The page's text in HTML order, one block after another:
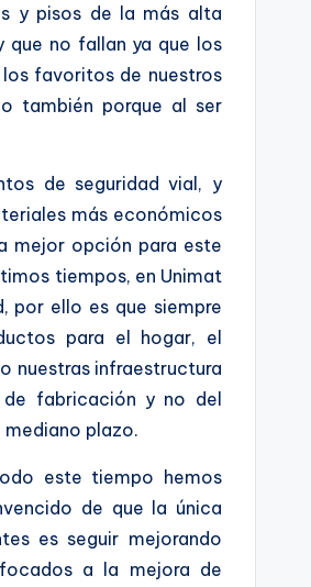
y pisos de la más alta
que no fallan ya que los
favoritos de nuestros
también porque al ser
de seguridad vial, y
más económicos
mejor opción para este
tiempos, en Unimat
por ello es que siempre
para el hogar, el
nuestras infraestructura
fabricación y no del
plazo.
este tiempo hemos
de que la única
es seguir mejorando
a la mejora de